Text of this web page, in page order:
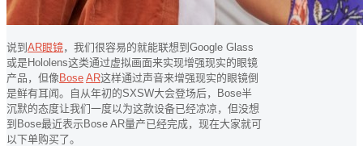
说到 AR眼镜，我们很容易的就能联想到Google Glass
或是Hololens这类通过虚拟画面来实现增强现实的眼镜
产品，但像 Bose AR这样通过声音来增强现实的眼镜倒
是鲜有耳闻。自从年初的SXSW大会登场后，Bose半
沉默的态度让我们一度以为这款设备已经凉凉，但没想
到Bose最近表示Bose AR量产已经完成，现在大家就可
以下单购买了。